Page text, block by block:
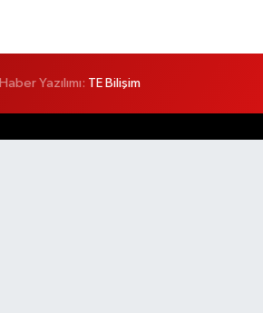
Haber Yazılımı: TE Bilişim